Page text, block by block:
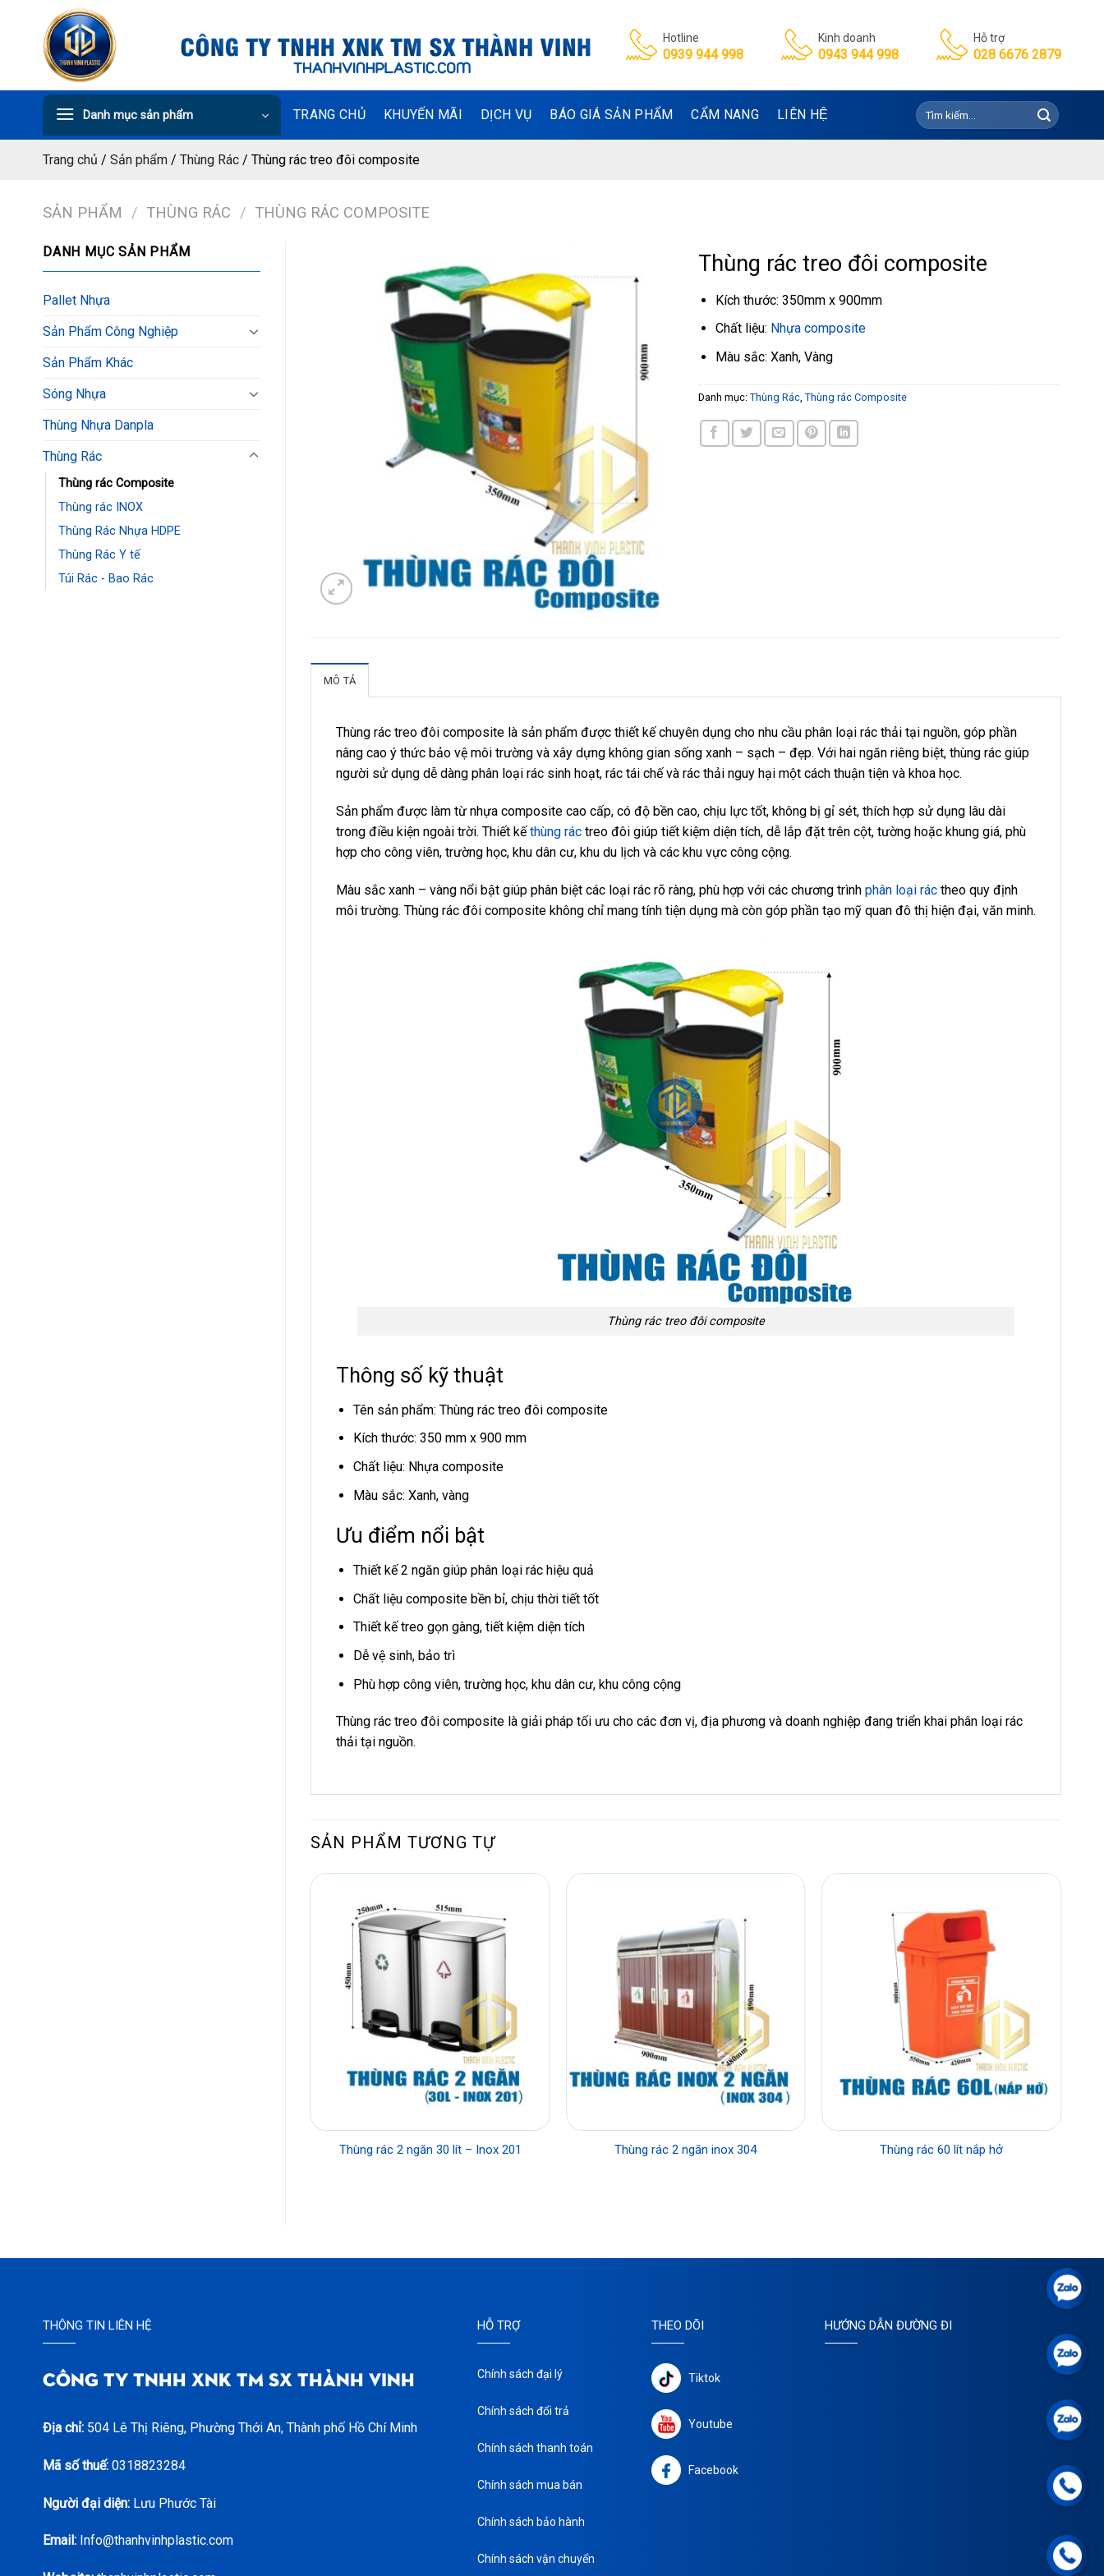
Hotline
0939 944 998
Kinh doanh
0943 944 998
Hỗ trợ
028 6676 2879
Danh mục sản phẩm TRANG CHỦ KHUYẾN MÃI DỊCH VỤ BÁO GIÁ SẢN PHẨM CẨM NANG LIÊN HỆ
Tìm
kiếm:
Trang chủ / Sản phẩm / Thùng Rác / Thùng rác treo đôi composite
SẢN PHẨM / THÙNG RÁC / THÙNG RÁC COMPOSITE
DANH MỤC SẢN PHẨM
Pallet Nhựa
Sản Phẩm Công Nghiệp
Sản Phẩm Khác
Sóng Nhựa
Thùng Nhựa Danpla
Thùng Rác
Thùng rác Composite
Thùng rác INOX
Thùng Rác Nhựa HDPE
Thùng Rác Y tế
Túi Rác - Bao Rác
Thùng rác treo đôi composite
Kích thước: 350mm x 900mm
Chất liệu: Nhựa composite
Màu sắc: Xanh, Vàng
Danh mục: Thùng Rác Thùng rác Composite
MÔ TẢ
Thùng rác treo đôi composite là sản phẩm được thiết kế chuyên dụng cho nhu cầu phân loại rác thải tại nguồn, góp phần
nâng cao ý thức bảo vệ môi trường và xây dựng không gian sống xanh – sạch – đẹp. Với hai ngăn riêng biệt, thùng rác giúp
người sử dụng dễ dàng phân loại rác sinh hoạt, rác tái chế và rác thải nguy hại một cách thuận tiện và khoa học.
Sản phẩm được làm từ nhựa composite cao cấp, có độ bền cao, chịu lực tốt, không bị gỉ sét, thích hợp sử dụng lâu dài
trong điều kiện ngoài trời. Thiết kếthùng rác treo đôi giúp tiết kiệm diện tích, dễ lắp đặt trên cột, tường hoặc khung giá, phù
hợp cho công viên, trường học, khu dân cư, khu du lịch và các khu vực công cộng.
Màu sắc xanh – vàng nổi bật giúp phân biệt các loại rác rõ ràng, phù hợp với các chương trình phân loại rác theo quy định
môi trường. Thùng rác đôi composite không chỉ mang tính tiện dụng mà còn góp phần tạo mỹ quan đô thị hiện đại, văn minh.
Thùng rác treo đôi composite
Thông số kỹ thuật
Tên sản phẩm: Thùng rác treo đôi composite
Kích thước: 350 mm x 900 mm
Chất liệu: Nhựa composite
Màu sắc: Xanh, vàng
Ưu điểm nổi bật
Thiết kế 2 ngăn giúp phân loại rác hiệu quả
Chất liệu composite bền bỉ, chịu thời tiết tốt
Thiết kế treo gọn gàng, tiết kiệm diện tích
Dễ vệ sinh, bảo trì
Phù hợp công viên, trường học, khu dân cư, khu công cộng
Thùng rác treo đôi composite là giải pháp tối ưu cho các đơn vị, địa phương và doanh nghiệp đang triển khai phân loại rác
thải tại nguồn.
SẢN PHẨM TƯƠNG TỰ
Thùng rác 2 ngăn 30 lít – Inox 201 Thùng rác 2 ngăn inox 304 Thùng rác 60 lít nắp hở
THÔNG TIN LIÊN HỆ
CÔNG TY TNHH XNK TM SX THÀNH VINH
Địa chỉ: 504 Lê Thị Riêng, Phường Thới An, Thành phố Hồ Chí Minh
Mã số thuế: 0318823284
Người đại diện: Lưu Phước Tài
Email: Info@thanhvinhplastic.com
HỖ TRỢ
Chính sách đại lý
Chính sách đổi trả
Chính sách thanh toán
Chính sách mua bán
Chính sách bảo hành
Chính sách vận chuyển
THEO DÕI
Tiktok
Youtube
Facebook
HƯỚNG DẪN ĐƯỜNG ĐI